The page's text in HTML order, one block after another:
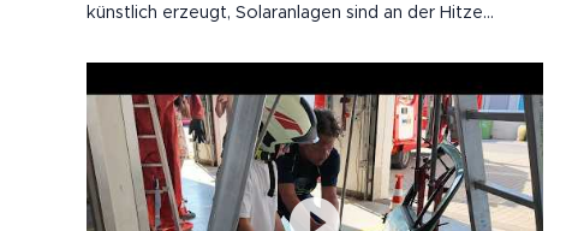
künstlich erzeugt, Solaranlagen sind an der Hitze